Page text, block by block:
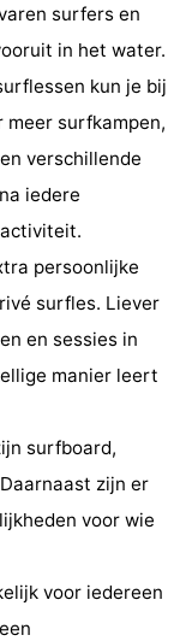
surfers en
in het water.
kun je bij
surfkampen,
verschillende
iedere
persoonlijke
surfles. Liever
en sessies in
manier leert
surfboard,
zijn er
voor wie
voor iedereen